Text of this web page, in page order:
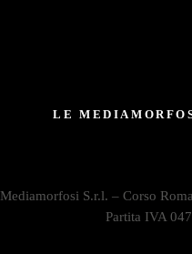
LE
Mediamorfosi S.r.l. – Corso
Partita IVA